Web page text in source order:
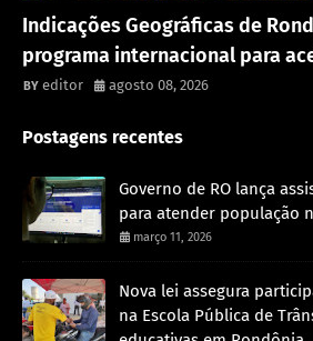
Indicações Geográficas de
programa internacional para
editor agosto 08, 2026
Postagens recentes
Governo de RO lança
para atender população
março 11, 2026
Nova lei assegura
na Escola Pública de